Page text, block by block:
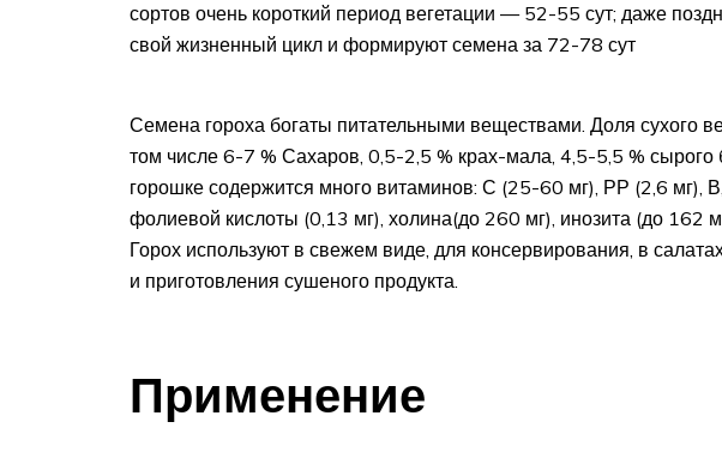
сортов очень короткий период вегетации — 52-55 сут; даже
свой жизненный цикл и формируют семена за 72-78 сут
Семена гороха богаты питательными веществами. Доля сухого
том числе 6-7 % Сахаров, 0,5-2,5 % крах-мала, 4,5-5,5 % сырого
горошке содержится много витаминов: С (25-60 мг), РР (2,6 мг),
фолиевой кислоты (0,13 мг), холина(до 260 мг), инозита (до 162
Горох используют в свежем виде, для консервирования, в
и приготовления сушеного продукта.
Применение